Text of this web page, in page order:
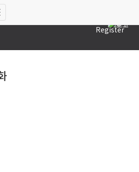
Register